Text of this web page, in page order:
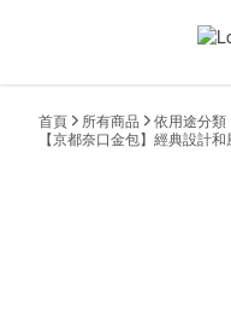
首頁 所有商品 依用途分類
【京都奈口金包】經典設計